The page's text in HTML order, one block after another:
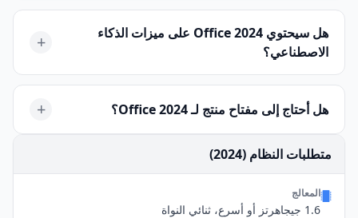
تعتمد "الأفضل" على احتياجاتك. بالنسبة للمستخدمين الذين
يريدون أحدث الميزات وأدوات الذكاء الاصطناعي والتكامل
السحابي، فإن Microsoft 365 هو الأفضل. أما بالنسبة للشركات
التي تحتاج إلى إصدار ثابت وغير متغير لأجهزة معينة خاضعة
للرقابة، فإن Office 2024 LTSC هو الأفضل.
هل سيحتوي Office 2024 على ميزات الذكاء
الاصطناعي؟
+
لا، لن يتضمن الإصدار الأولي من Office 2024 LTSC ميزات
الميزات حصرية لخدمة اشتراك Microsoft 365.
هل أحتاج إلى مفتاح منتج لـ Office 2024؟ +
(MAK أو KMS). لا يمكن استخدامه بدون الترخيص والتفعيل
المناسبين.
متطلبات النظام (2024)
المعالج
1.6 جيجاهرتز أو أسرع، ثنائي النواة